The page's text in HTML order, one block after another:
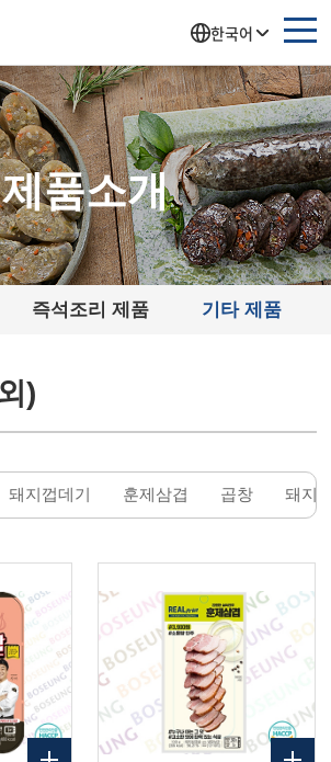
한국어
제품소개
즉석조리 제품 기타 제품
)
돼지껍데기 훈제삼겹 곱창 돼지